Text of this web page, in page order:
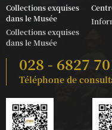
Collections exquises
dans le Musée
Collections exquises
dans le Musée
028 - 6827
Téléphone de